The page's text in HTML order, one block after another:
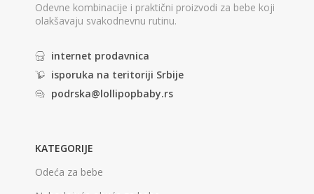
Odevne kombinacije i praktični proizvodi za bebe koji
olakšavaju svakodnevnu rutinu.
internet prodavnica
isporuka na teritoriji Srbije
podrska@lollipopbaby.rs
KATEGORIJE
Odeća za bebe